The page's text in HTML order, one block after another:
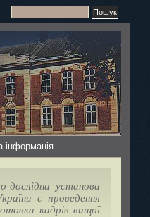
інформація
установа
є проведення
кадрів вищої